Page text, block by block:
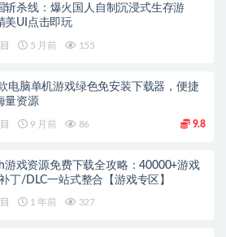
斩杀线：爆火国人自制沉浸式生存游
美UI点击即玩
5 月前 155
电脑单机游戏绿色免安装下载器，便捷
量资源
9 月前 86 9.8
游戏资源免费下载全攻略：40000+游戏
丁/DLC一站式整合【游戏专区】
1 年前 327